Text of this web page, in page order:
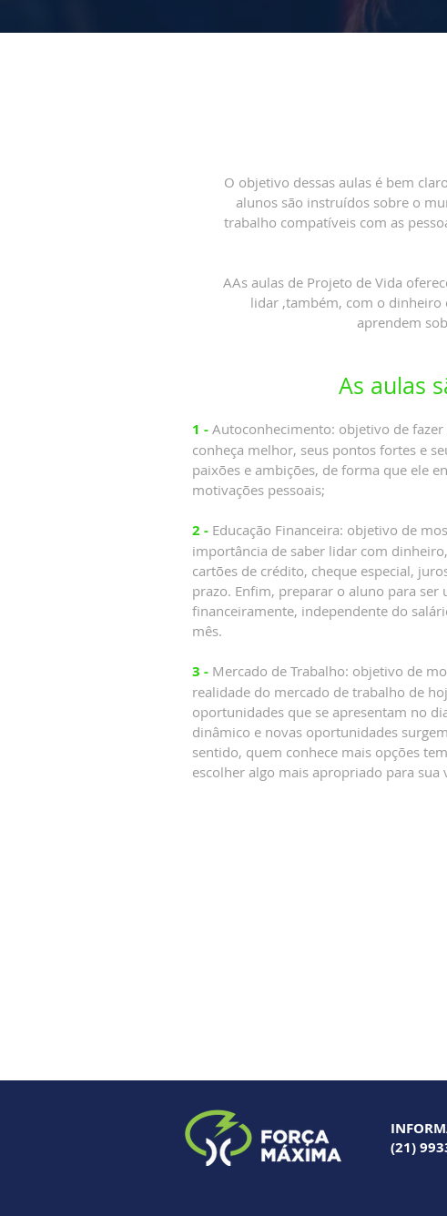
O objetivo dessas aulas é bem
alunos são instruídos sobre o
trabalho compatíveis com as
AAs aulas de Projeto de Vida
lidar ,também, com o dinheiro
aprendem
As aulas
1 - Autoconhecimento: objetivo de
conheça melhor, seus pontos fortes e
paixões e ambições, de forma que ele
motivações pessoais;
2 - Educação Financeira: objetivo de
importância de saber lidar com
cartões de crédito, cheque especial,
prazo. Enfim, preparar o aluno para
financeiramente, independente do
mês.
3 - Mercado de Trabalho: objetivo de
realidade do mercado de trabalho de
oportunidades que se apresentam no
dinâmico e novas oportunidades
sentido, quem conhece mais opções
escolher algo mais apropriado para sua
(21)